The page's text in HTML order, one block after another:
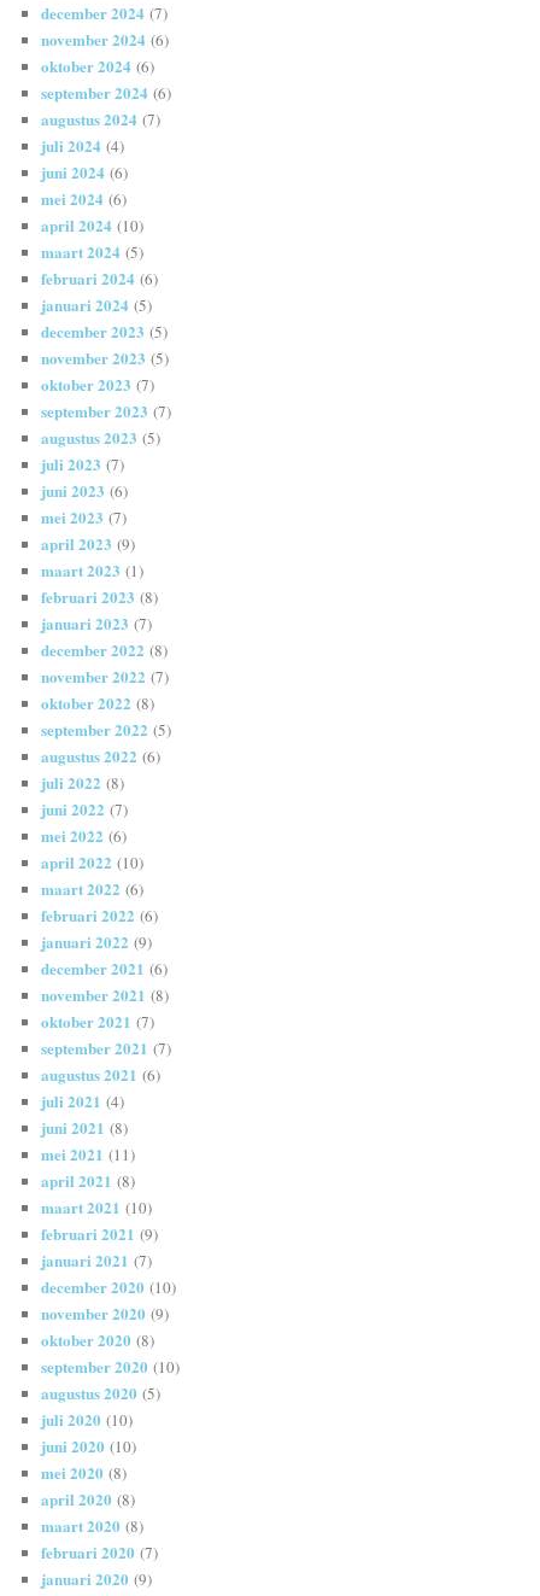
december 2024 (7)
november 2024 (6)
oktober 2024 (6)
september 2024 (6)
augustus 2024 (7)
juli 2024 (4)
juni 2024 (6)
mei 2024 (6)
april 2024 (10)
maart 2024 (5)
februari 2024 (6)
januari 2024 (5)
december 2023 (5)
november 2023 (5)
oktober 2023 (7)
september 2023 (7)
augustus 2023 (5)
juli 2023 (7)
juni 2023 (6)
mei 2023 (7)
april 2023 (9)
maart 2023 (1)
februari 2023 (8)
januari 2023 (7)
december 2022 (8)
november 2022 (7)
oktober 2022 (8)
september 2022 (5)
augustus 2022 (6)
juli 2022 (8)
juni 2022 (7)
mei 2022 (6)
april 2022 (10)
maart 2022 (6)
februari 2022 (6)
januari 2022 (9)
december 2021 (6)
november 2021 (8)
oktober 2021 (7)
september 2021 (7)
augustus 2021 (6)
juli 2021 (4)
juni 2021 (8)
mei 2021 (11)
april 2021 (8)
maart 2021 (10)
februari 2021 (9)
januari 2021 (7)
december 2020 (10)
november 2020 (9)
oktober 2020 (8)
september 2020 (10)
augustus 2020 (5)
juli 2020 (10)
juni 2020 (10)
mei 2020 (8)
april 2020 (8)
maart 2020 (8)
februari 2020 (7)
januari 2020 (9)